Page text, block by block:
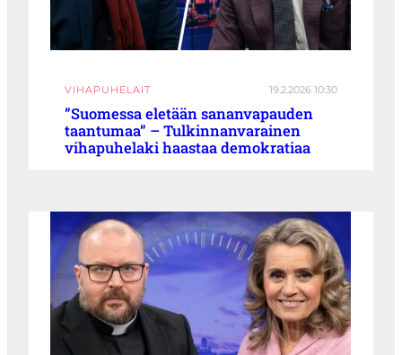
VIHAPUHELAIT 19.2.2026 10:30
”Suomessa eletään sananvapauden
taantumaa” – Tulkinnanvarainen
vihapuhelaki haastaa demokratiaa